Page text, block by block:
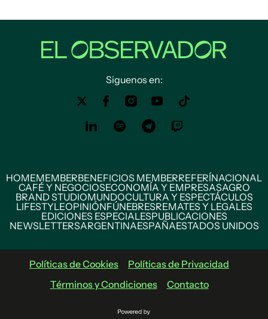
Siguenos en:
HOMEMEMBERBENEFICIOS MEMBERREFERÍNACIONAL
CAFÉ Y NEGOCIOSECONOMÍA Y EMPRESASAGRO
BRAND STUDIOMUNDOCULTURA Y ESPECTÁCULOS
LIFESTYLEOPINIÓNFÚNEBRESREMATES Y LEGALES
EDICIONES ESPECIALESPUBLICACIONES
NEWSLETTERSARGENTINAESPAÑAESTADOS UNIDOS
Políticas de Cookies
Políticas de Privacidad
Términos y Condiciones
Contacto